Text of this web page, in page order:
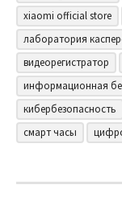
xiaomi official store
лаборатория
видеорегистратор
информационная
кибербезопасность
смарт часы